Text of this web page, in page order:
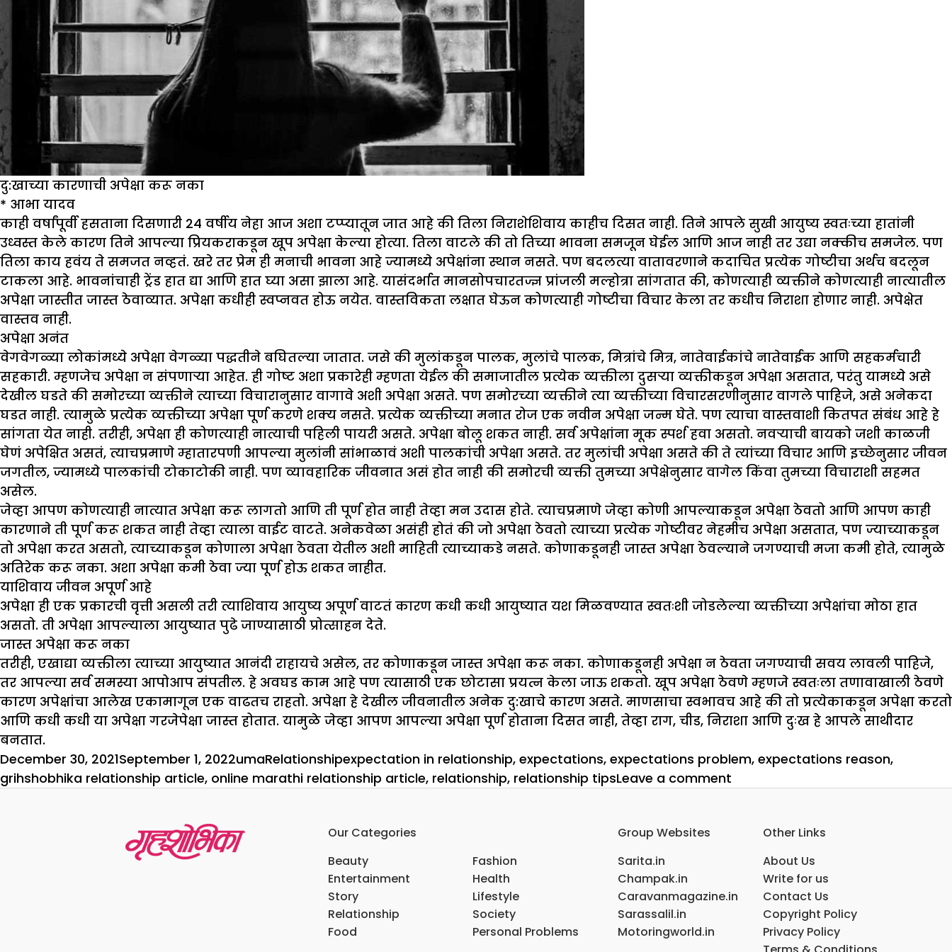
दु:खाच्या कारणाची अपेक्षा करू नका
* आभा यादव
काही वर्षांपूर्वी हसताना दिसणारी 24 वर्षीय नेहा आज अशा टप्प्यातून जात आहे की तिला निराशेशिवाय काहीच दिसत नाही. तिने आपले सुखी आयुष्य स्वतःच्या हातांनी
उध्वस्त केले कारण तिने आपल्या प्रियकराकडून खूप अपेक्षा केल्या होत्या. तिला वाटले की तो तिच्या भावना समजून घेईल आणि आज नाही तर उद्या नक्कीच समजेल. पण
तिला काय हवंय ते समजत नव्हतं. खरे तर प्रेम ही मनाची भावना आहे ज्यामध्ये अपेक्षांना स्थान नसते. पण बदलत्या वातावरणाने कदाचित प्रत्येक गोष्टीचा अर्थच बदलून
टाकला आहे. भावनांचाही ट्रेंड हात द्या आणि हात घ्या असा झाला आहे. यासंदर्भात मानसोपचारतज्ज्ञ प्रांजली मल्होत्रा ​​सांगतात की, कोणत्याही व्यक्तीने कोणत्याही नात्यातील
अपेक्षा जास्तीत जास्त ठेवाव्यात. अपेक्षा कधीही स्वप्नवत होऊ नयेत. वास्तविकता लक्षात घेऊन कोणत्याही गोष्टीचा विचार केला तर कधीच निराशा होणार नाही. अपेक्षेत
वास्तव नाही.
अपेक्षा अनंत
वेगवेगळ्या लोकांमध्ये अपेक्षा वेगळ्या पद्धतीने बघितल्या जातात. जसे की मुलांकडून पालक, मुलांचे पालक, मित्रांचे मित्र, नातेवाईकांचे नातेवाईक आणि सहकर्मचारी
सहकारी. म्हणजेच अपेक्षा न संपणाऱ्या आहेत. ही गोष्ट अशा प्रकारेही म्हणता येईल की समाजातील प्रत्येक व्यक्तीला दुसऱ्या व्यक्तीकडून अपेक्षा असतात, परंतु यामध्ये असे
देखील घडते की समोरच्या व्यक्तीने त्याच्या विचारानुसार वागावे अशी अपेक्षा असते. पण समोरच्या व्यक्तीने त्या व्यक्तीच्या विचारसरणीनुसार वागले पाहिजे, असे अनेकदा
घडत नाही. त्यामुळे प्रत्येक व्यक्तीच्या अपेक्षा पूर्ण करणे शक्य नसते. प्रत्येक व्यक्तीच्या मनात रोज एक नवीन अपेक्षा जन्म घेते. पण त्याचा वास्तवाशी कितपत संबंध आहे हे
सांगता येत नाही. तरीही, अपेक्षा ही कोणत्याही नात्याची पहिली पायरी असते. अपेक्षा बोलू शकत नाही. सर्व अपेक्षांना मूक स्पर्श हवा असतो. नवऱ्याची बायको जशी काळजी
घेणं अपेक्षित असतं, त्याचप्रमाणे म्हातारपणी आपल्या मुलांनी सांभाळावं अशी पालकांची अपेक्षा असते. तर मुलांची अपेक्षा असते की ते त्यांच्या विचार आणि इच्छेनुसार जीवन
जगतील, ज्यामध्ये पालकांची टोकाटोकी नाही. पण व्यावहारिक जीवनात असं होत नाही की समोरची व्यक्ती तुमच्या अपेक्षेनुसार वागेल किंवा तुमच्या विचाराशी सहमत
असेल.
जेव्हा आपण कोणत्याही नात्यात अपेक्षा करू लागतो आणि ती पूर्ण होत नाही तेव्हा मन उदास होते. त्याचप्रमाणे जेव्हा कोणी आपल्याकडून अपेक्षा ठेवतो आणि आपण काही
कारणाने ती पूर्ण करू शकत नाही तेव्हा त्याला वाईट वाटते. अनेकवेळा असंही होतं की जो अपेक्षा ठेवतो त्याच्या प्रत्येक गोष्टीवर नेहमीच अपेक्षा असतात, पण ज्याच्याकडून
तो अपेक्षा करत असतो, त्याच्याकडून कोणाला अपेक्षा ठेवता येतील अशी माहिती त्याच्याकडे नसते. कोणाकडूनही जास्त अपेक्षा ठेवल्याने जगण्याची मजा कमी होते, त्यामुळे
अतिरेक करू नका. अशा अपेक्षा कमी ठेवा ज्या पूर्ण होऊ शकत नाहीत.
याशिवाय जीवन अपूर्ण आहे
अपेक्षा ही एक प्रकारची वृत्ती असली तरी त्याशिवाय आयुष्य अपूर्ण वाटतं कारण कधी कधी आयुष्यात यश मिळवण्यात स्वतःशी जोडलेल्या व्यक्तीच्या अपेक्षांचा मोठा हात
असतो. ती अपेक्षा आपल्याला आयुष्यात पुढे जाण्यासाठी प्रोत्साहन देते.
जास्त अपेक्षा करू नका
तरीही, एखाद्या व्यक्तीला त्याच्या आयुष्यात आनंदी राहायचे असेल, तर कोणाकडून जास्त अपेक्षा करू नका. कोणाकडूनही अपेक्षा न ठेवता जगण्याची सवय लावली पाहिजे,
तर आपल्या सर्व समस्या आपोआप संपतील. हे अवघड काम आहे पण त्यासाठी एक छोटासा प्रयत्न केला जाऊ शकतो. खूप अपेक्षा ठेवणे म्हणजे स्वतःला तणावाखाली ठेवणे
कारण अपेक्षांचा आलेख एकामागून एक वाढतच राहतो. अपेक्षा हे देखील जीवनातील अनेक दु:खाचे कारण असते. माणसाचा स्वभावच आहे की तो प्रत्येकाकडून अपेक्षा करतो
आणि कधी कधी या अपेक्षा गरजेपेक्षा जास्त होतात. यामुळे जेव्हा आपण आपल्या अपेक्षा पूर्ण होताना दिसत नाही, तेव्हा राग, चीड, निराशा आणि दुःख हे आपले साथीदार
बनतात.
Posted
on
December 30, 2021September 1, 2022Author
umaCategories
RelationshipTags
expectation in relationship, expectations, expectations problem, expectations reason,
grihshobhika relationship article, online marathi relationship article, relationship, relationship tipsLeave a comment
अपेक्षा
Our Categories
Beauty
Entertainment
Story
Relationship
Food
Fashion
Health
Lifestyle
Society
Personal Problems
Group Websites
Sarita.in
Champak.in
Caravanmagazine.in
Sarassalil.in
Motoringworld.in
Other Links
About Us
Write for us
Contact Us
Copyright Policy
Privacy Policy